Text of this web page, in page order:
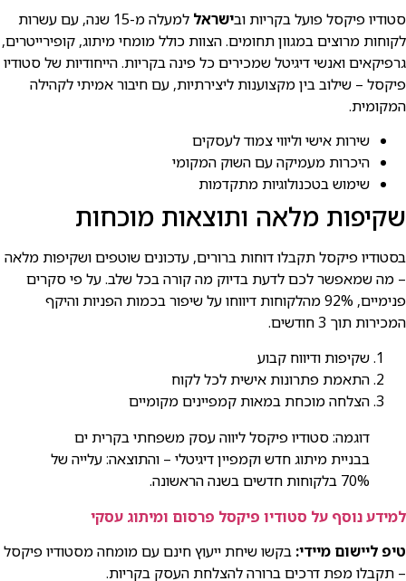
סטודיו פיקסל פועל בקריות ובישראל
למעלה מ-15 שנה, עם עשרות
לקוחות מרוצים במגוון תחומים. הצוות כולל מומחי מיתוג, קופירייטרים,
גרפיקאים ואנשי דיגיטל שמכירים כל פינה בקריות. הייחודיות של סטודיו
פיקסל – שילוב בין מקצוענות ליצירתיות, עם חיבור אמיתי לקהילה
המקומית.
שירות אישי וליווי צמוד לעסקים
היכרות מעמיקה עם השוק המקומי
שימוש בטכנולוגיות מתקדמות
שקיפות מלאה ותוצאות מוכחות
בסטודיו פיקסל תקבלו דוחות ברורים, עדכונים שוטפים ושקיפות מלאה
– מה שמאפשר לכם לדעת בדיוק מה קורה בכל שלב. על פי סקרים
פנימיים, 92% מהלקוחות דיווחו על שיפור בכמות הפניות והיקף
המכירות תוך 3 חודשים.
שקיפות ודיווח קבוע
התאמת פתרונות אישית לכל לקוח
הצלחה מוכחת במאות קמפיינים מקומיים
דוגמה: סטודיו פיקסל ליווה עסק משפחתי בקרית ים
בבניית מיתוג חדש וקמפיין דיגיטלי – והתוצאה: עלייה של
70% בלקוחות חדשים בשנה הראשונה.
למידע נוסף על סטודיו פיקסל פרסום ומיתוג עסקי
טיפ ליישום מיידי: בקשו שיחת ייעוץ חינם עם מומחה מסטודיו פיקסל
– תקבלו מפת דרכים ברורה להצלחת העסק בקריות.